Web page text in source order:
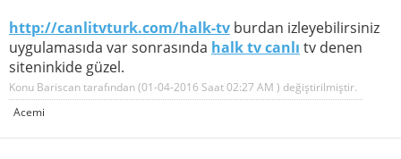
http://canlitvturk.com/halk-tv burdan izleyebilirsiniz
uygulamasıda var sonrasında halk tv canlı tv denen
siteninkide güzel.
Konu Bariscan tarafından (01-04-2016 Saat02:27 AM ) değiştirilmiştir.
Acemi